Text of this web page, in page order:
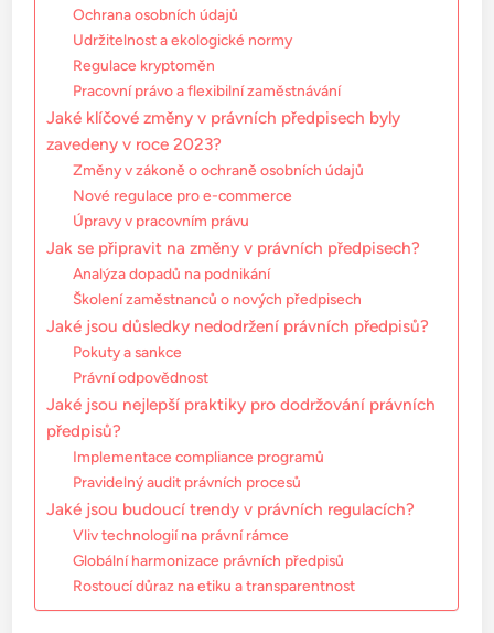
Ochrana osobních údajů
Udržitelnost a ekologické normy
Regulace kryptoměn
Pracovní právo a flexibilní zaměstnávání
Jaké klíčové změny v právních předpisech byly
zavedeny v roce 2023?
Změny v zákoně o ochraně osobních údajů
Nové regulace pro e-commerce
Úpravy v pracovním právu
Jak se připravit na změny v právních předpisech?
Analýza dopadů na podnikání
Školení zaměstnanců o nových předpisech
Jaké jsou důsledky nedodržení právních předpisů?
Pokuty a sankce
Právní odpovědnost
Jaké jsou nejlepší praktiky pro dodržování právních
předpisů?
Implementace compliance programů
Pravidelný audit právních procesů
Jaké jsou budoucí trendy v právních regulacích?
Vliv technologií na právní rámce
Globální harmonizace právních předpisů
Rostoucí důraz na etiku a transparentnost